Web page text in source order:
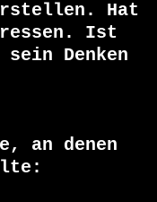
Hat
Ist
Denken
an denen